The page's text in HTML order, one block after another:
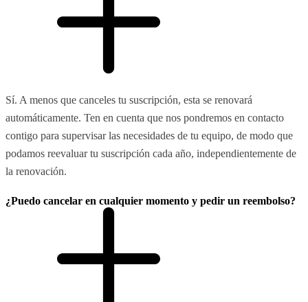
Sí. A menos que canceles tu suscripción, esta se renovará
automáticamente. Ten en cuenta que nos pondremos en contacto
contigo para supervisar las necesidades de tu equipo, de modo que
podamos reevaluar tu suscripción cada año, independientemente de
la renovación.
¿Puedo cancelar en cualquier momento y pedir un reembolso?